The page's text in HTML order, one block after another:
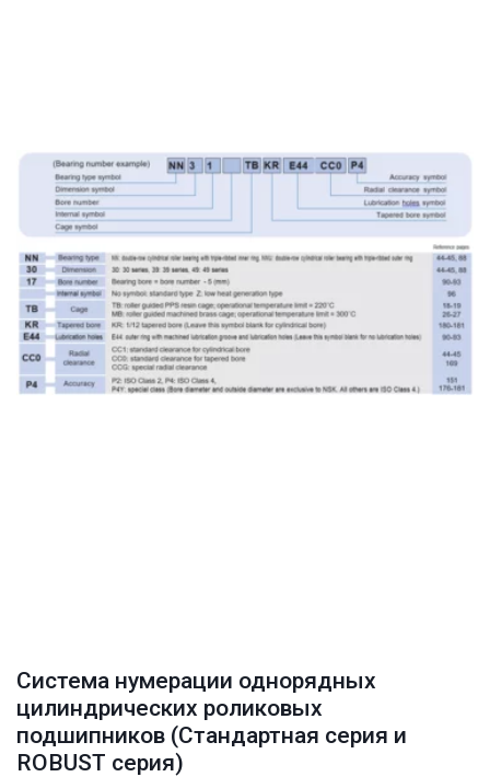
Система нумерации однорядных
цилиндрических роликовых
подшипников (Стандартная серия и
ROBUST серия)